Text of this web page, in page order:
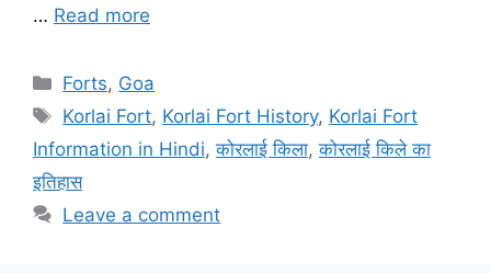
… Read more
Categories
Forts, Goa
Tags
Korlai Fort, Korlai Fort History, Korlai Fort
Information in Hindi,कोरलाई किला,कोरलाई किले का
इतिहास
Leave a comment